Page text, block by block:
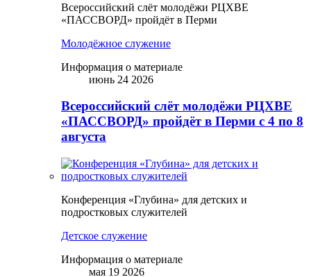
Всероссийский слёт молодёжи РЦХВЕ
«ПАССВОРД» пройдёт в Перми
Молодёжное служение
Информация о материале
июнь 24 2026
Всероссийский слёт молодёжи РЦХВЕ
«ПАССВОРД» пройдёт в Перми с 4 по 8
августа
Конференция «Глубина» для детских и
подростковых служителей
Детское служение
Информация о материале
мая 19 2026